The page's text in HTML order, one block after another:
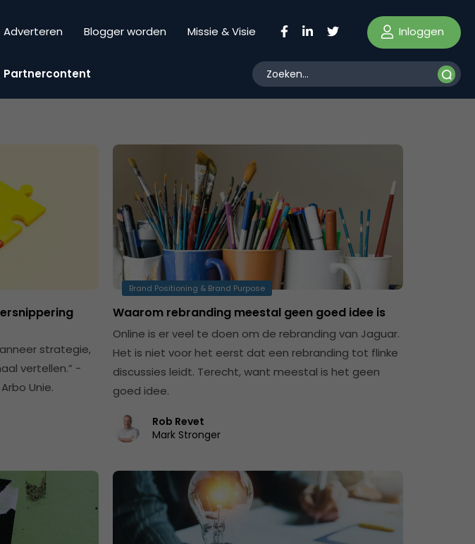
Adverteren Blogger worden Missie & Visie Inloggen
Partnercontent
strategie,
vertellen.” -
Unie.
Brand Positioning & Brand Purpose
Waarom rebranding meestal geen goed idee is
Online is er veel te doen om de rebranding van Jaguar.
Het is niet voor het eerst dat een rebranding tot flinke
discussies leidt. Terecht, want meestal is het geen
goed idee.
Rob Revet
Mark Stronger